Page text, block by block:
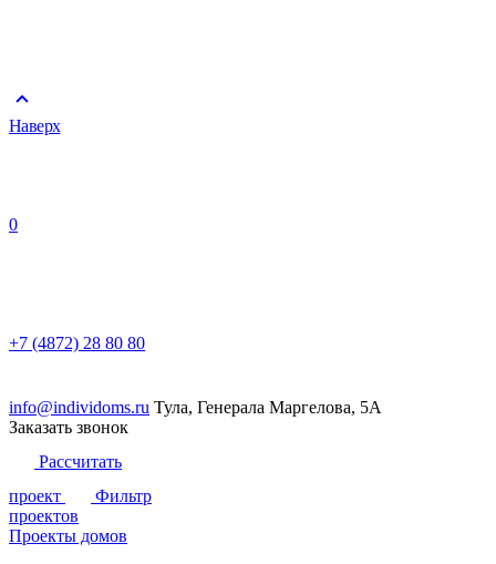
Наверх
0
+7 (4872) 28 80 80
info@individoms.ru Тула, Генерала Маргелова, 5А
Заказать звонок
Рассчитать
проект
Фильтр
проектов
Проекты домов